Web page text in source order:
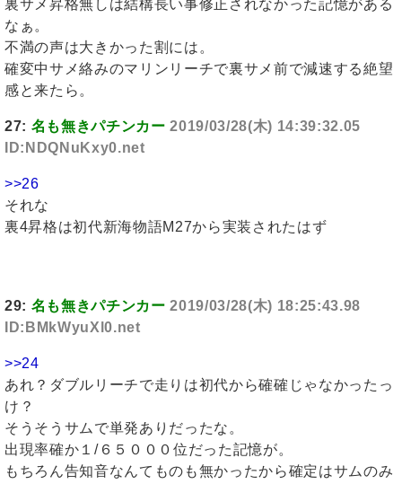
裏サメ昇格無しは結構長い事修正されなかった記憶がある
なぁ。
不満の声は大きかった割には。
確変中サメ絡みのマリンリーチで裏サメ前で減速する絶望
感と来たら。
27: 名も無きパチンカー 2019/03/28(木) 14:39:32.05
ID:NDQNuKxy0.net
>>26
それな
裏4昇格は初代新海物語M27から実装されたはず
29: 名も無きパチンカー 2019/03/28(木) 18:25:43.98
ID:BMkWyuXl0.net
>>24
あれ？ダブルリーチで走りは初代から確確じゃなかったっ
け？
そうそうサムで単発ありだったな。
出現率確か１/６５０００位だった記憶が。
もちろん告知音なんてものも無かったから確定はサムのみ